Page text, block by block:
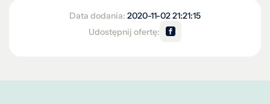
Data dodania: 2020-11-02 21:21:15
Udostępnij ofertę: